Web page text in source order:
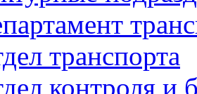
транспорта
контроля и